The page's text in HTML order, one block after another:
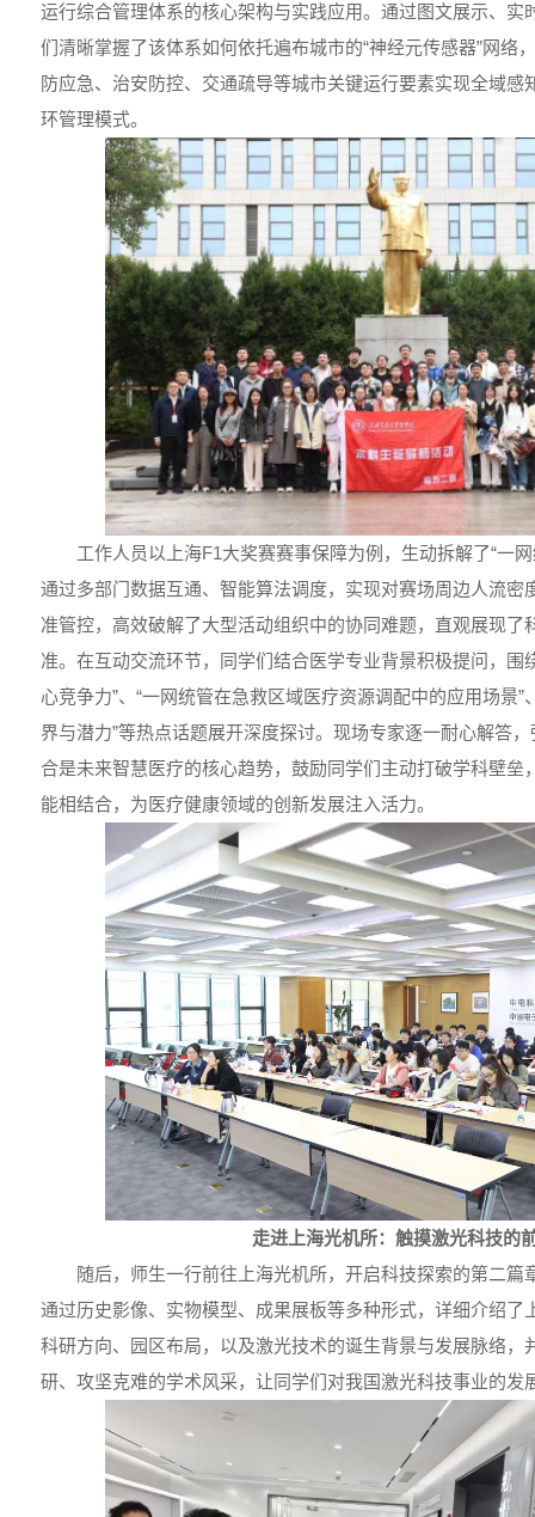
运行综合管理体系的核心架构与实践应用。通过图文展示、实
们清晰掌握了该体系如何依托遍布城市的“神经元传感器”网络
防应急、治安防控、交通疏导等城市关键运行要素实现全域感
环管理模式。
工作人员以上海F1大奖赛赛事保障为例，生动拆解了“一
通过多部门数据互通、智能算法调度，实现对赛场周边人流密
准管控，高效破解了大型活动组织中的协同难题，直观展现了
准。在互动交流环节，同学们结合医学专业背景积极提问，围
心竞争力”、“一网统管在急救区域医疗资源调配中的应用场景”
界与潜力”等热点话题展开深度探讨。现场专家逐一耐心解答
合是未来智慧医疗的核心趋势，鼓励同学们主动打破学科壁垒
能相结合，为医疗健康领域的创新发展注入活力。
走进上海光机所：触摸激光科技的
随后，师生一行前往上海光机所，开启科技探索的第二篇
通过历史影像、实物模型、成果展板等多种形式，详细介绍了
科研方向、园区布局，以及激光技术的诞生背景与发展脉络，
研、攻坚克难的学术风采，让同学们对我国激光科技事业的发